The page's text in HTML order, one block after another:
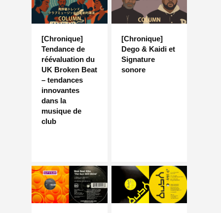
[Chronique]
Tendance de
réévaluation du
UK Broken Beat
– tendances
innovantes
dans la
musique de
club
[Chronique]
Dego & Kaidi et
Signature
sonore